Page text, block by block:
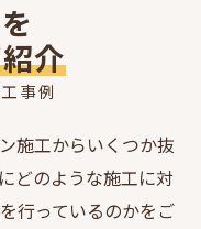
事例
介
施工からいくつか抜
どのような施工に対
行っているのかをご